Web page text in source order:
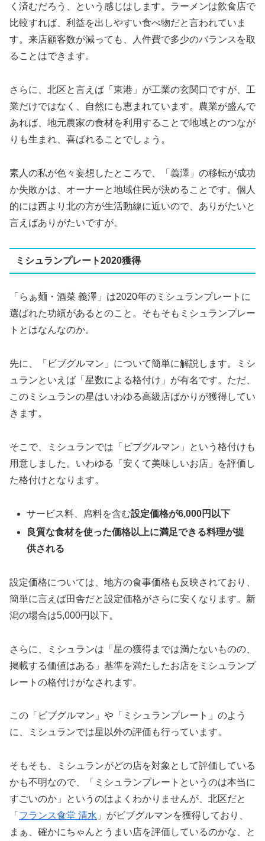
く済むだろう、という感じはします。ラーメンは飲食店で
比較すれば、利益を出しやすい食べ物だと言われていま
す。来店顧客数が減っても、人件費で多少のバランスを取
ることはできます。
さらに、北区と言えば「東港」が工業の玄関口ですが、工
業だけではなく、自然にも恵まれています。農業が盛んで
あれば、地元農家の食材を利用することで地域とのつなが
りも生まれ、喜ばれることでしょう。
素人の私が色々妄想したところで、「義澤」の移転が成功
か失敗かは、オーナーと地域住民が決めることです。個人
的には西より北の方が生活動線に近いので、ありがたいと
言えばありがたいですが。
ミシュランプレート2020獲得
「らぁ麺・酒菜 義澤」は2020年のミシュランプレートに
選ばれた功績があるとのこと。そもそもミシュランプレー
トとはなんなのか。
先に、「ビブグルマン」について簡単に解説します。ミシ
ュランといえば「星数による格付け」が有名です。ただ、
このミシュランの星はいわゆる高級店ばかりが獲得してい
きます。
そこで、ミシュランでは「ビブグルマン」という格付けも
用意しました。いわゆる「安くて美味しいお店」を評価し
た格付けとなります。
サービス料、席料を含む設定価格が6,000円以下
良質な食材を使った価格以上に満足できる料理が提
供される
設定価格については、地方の食事価格も反映されており、
簡単に言えば田舎だと設定価格がさらに安くなります。新
潟の場合は5,000円以下。
さらに、ミシュランは「星の獲得までは満たないものの、
掲載する価値はある」基準を満たしたお店をミシュランプ
レートの格付けがなされます。
この「ビブグルマン」や「ミシュランプレート」のよう
に、ミシュランでは星以外の評価も行っています。
そもそも、ミシュランがどの店を対象として評価している
かも不明なので、「ミシュランプレートというのは本当に
すごいのか」というのはよくわかりませんが、北区だと
「 フランス食堂 清水 」がビブグルマンを獲得しており、
まぁ、確かにちゃんとうまい店を評価しているのかな、と